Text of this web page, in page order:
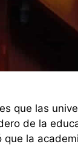
que las
de la
la